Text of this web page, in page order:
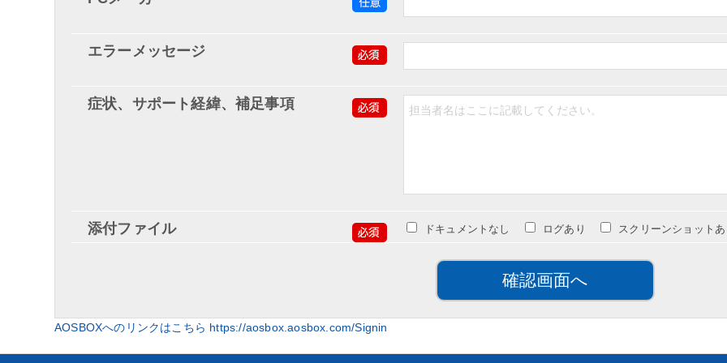
エラーメッセージ
症状、サポート経緯、補足事項
添付ファイル ドキュメントなし ログあり スクリーンショット
AOSBOXへのリンクはこちら https://aosbox.aosbox.com/Signin